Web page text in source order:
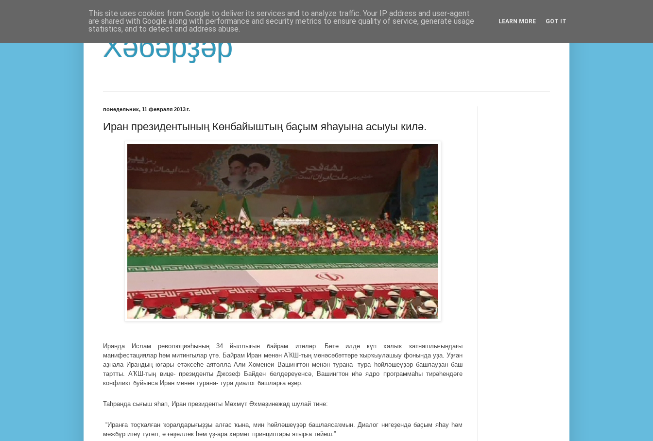
Хәбәрҙәр
понедельник, 11 февраля 2013 г.
Иран президентының Көнбайыштың баҫым яһауына асыуы килә.
Иранда Ислам революцияһының 34 йыллығын байрам итәләр. Бөтә илдә күп халыҡ ҡатнашлығындағы
манифестациялар һәм митингылар үтә. Байрам Иран менән АҠШ-тың мөнәсәбәттәре ҡырҡыулашыу фонында уҙа. Уҙған
аҙнала Ирандың юғары етәксеһе аятолла Али Хоменеи Вашингтон менән турана- тура һөйләшеүҙәр башлауҙан баш
тартты. АҠШ-тың вице- президенты Джозеф Байден белдереүенсә, Вашингтон иһә ядро программаһы тирәһендәге
конфликт буйынса Иран менән турана- тура диалог башларға әҙер.
Таһранда сығыш яһап, Иран президенты Мәхмүт Әхмәҙинежад шулай тине:
“Иранға тоҫҡалған ҡоралдарығыҙҙы алғас ҡына, мин һөйләшеүҙәр башлаясаҡмын. Диалог нигеҙендә баҫым яһау һәм
мәжбүр итеү түгел, ә ғәҙеллек һәм үҙ-ара хөрмәт принциптары ятырға тейеш.”
This site uses cookies from Google to deliver its services and to analyze traffic. Your IP address and user-agent
are shared with Google along with performance and security metrics to ensure quality of service, generate usage
statistics, and to detect and address abuse.
LEARN MORE GOT IT